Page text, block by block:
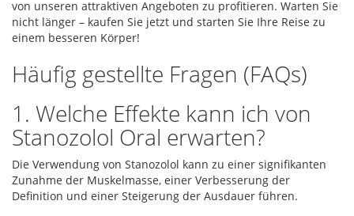
von unseren attraktiven Angeboten zu profitieren. Warten Sie
nicht länger – kaufen Sie jetzt und starten Sie Ihre Reise zu
einem besseren Körper!
Häufig gestellte Fragen (FAQs)
1. Welche Effekte kann ich von
Stanozolol Oral erwarten?
Die Verwendung von Stanozolol kann zu einer signifikanten
Zunahme der Muskelmasse, einer Verbesserung der
Definition und einer Steigerung der Ausdauer führen.